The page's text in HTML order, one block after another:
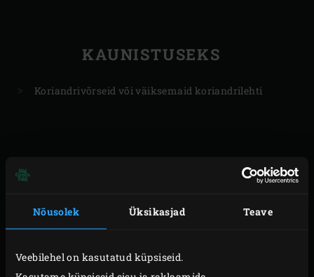
Nõusolek Üksikasjad Teave
Veebilehel on kasutatud küpsiseid.
KAUNISTUSEKS
Koriandrivõrseid või väiksemaid koriandrilehti
ETTEVALMISTUS
Lõika kanakintsud umbes 3 cm tükkideks.
Valmista marinaad. Purusta nelgid ja
ingver ja riivi peeneks. Poolita tšillikaun, eemalda